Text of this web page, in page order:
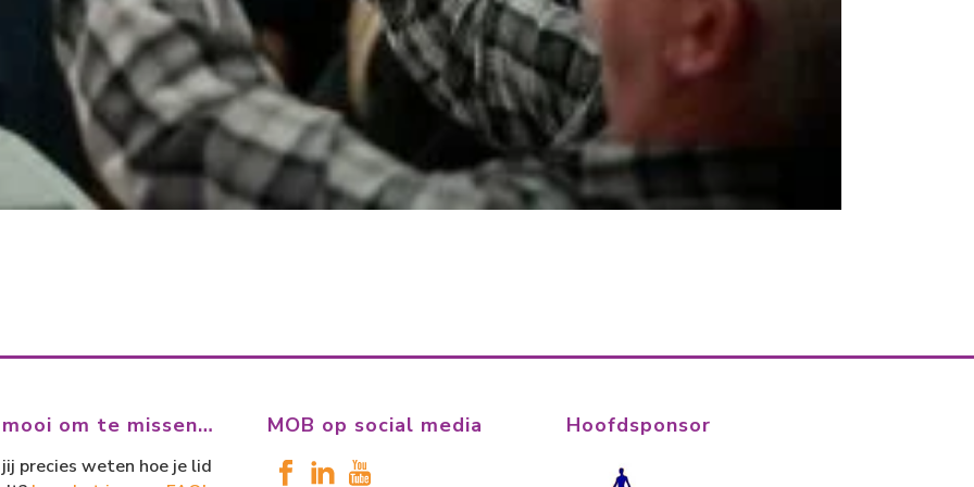
om te missen…
precies weten hoe je lid
MOB op social media Hoofdsponsor